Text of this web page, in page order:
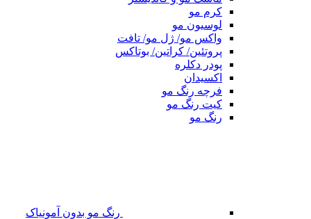
کرم مو
لوسیون مو
واکس مو/ ژل مو/ تافت
پروتئین/ کراتین/ بوتاکس
پودر دکلره
اکسیدان
فرچه رنگ مو
کیت رنگ مو
رنگ مو
رنگ مو بدون آمونیاک